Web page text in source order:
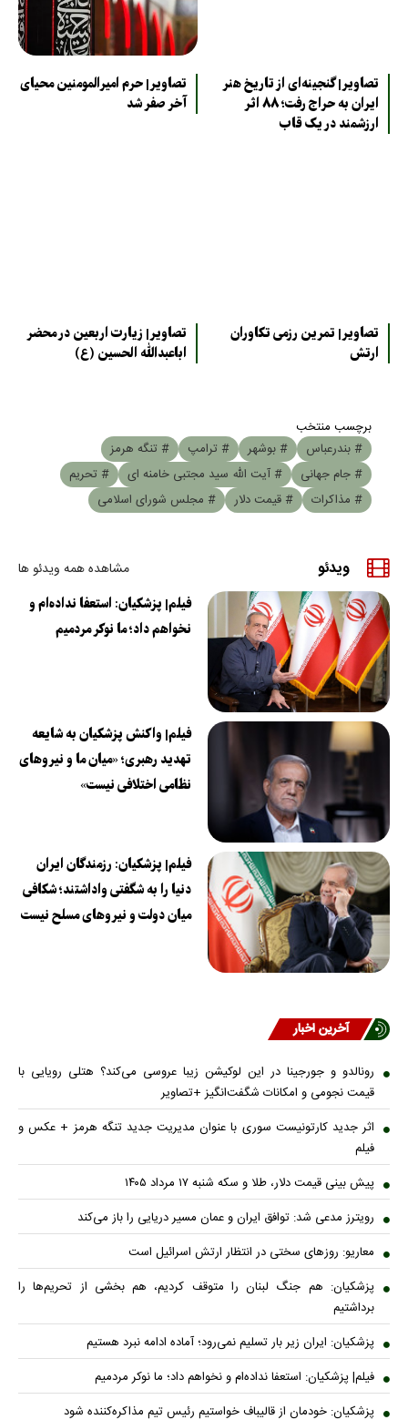
تصاویر| گنجینه‌ای از تاریخ هنر
ایران به حراج رفت؛ ۸۸ اثر
ارزشمند در یک قاب
تصاویر| حرم امیرالمومنین محیای
آخر صفر شد
تصاویر| تمرین رزمی تکاوران
ارتش
تصاویر| زیارت اربعین در محضر
اباعبدالله الحسین (ع)
برچسب منتخب
# بندرعباس
# بوشهر # ترامپ
# تنگه هرمز
# جام جهانی
# آیت الله سید مجتبی خامنه ای
# تحریم
# مذاکرات
# قیمت دلار # مجلس شورای اسلامی
ویدئو مشاهده همه ویدئو ها
فیلم| پزشکیان: استعفا نداده‌ام و
نخواهم داد؛ ما نوکر مردمیم
فیلم| واکنش پزشکیان به شایعه
تهدید رهبری؛ «میان ما و نیروهای
نظامی اختلافی نیست»
فیلم| پزشکیان: رزمندگان ایران
دنیا را به شگفتی واداشتند؛ شکافی
میان دولت و نیروهای مسلح نیست
آخرین اخبار
رونالدو و جورجینا در این لوکیشن زیبا عروسی می‌کند؟ هتلی رویایی با
قیمت نجومی و امکانات شگفت‌انگیز +تصاویر
اثر جدید کارتونیست سوری با عنوان مدیریت جدید تنگه هرمز + عکس و
فیلم
پیش بینی قیمت دلار، طلا و سکه شنبه ۱۷ مرداد ۱۴۰۵
رویترز مدعی شد: توافق ایران و عمان مسیر دریایی را باز می‌کند
معاریو: روزهای سختی در انتظار ارتش اسرائیل است
پزشکیان: هم جنگ لبنان را متوقف کردیم، هم بخشی از تحریم‌ها را
برداشتیم
پزشکیان: ایران زیر بار تسلیم نمی‌رود؛ آماده ادامه نبرد هستیم
فیلم| پزشکیان: استعفا نداده‌ام و نخواهم داد؛ ما نوکر مردمیم
پزشکیان: خودمان از قالیباف خواستیم رئیس تیم مذاکره‌کننده شود